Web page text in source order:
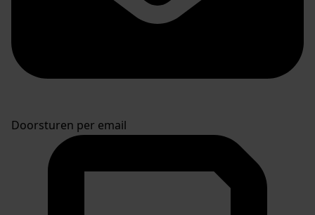
Doorsturen per email